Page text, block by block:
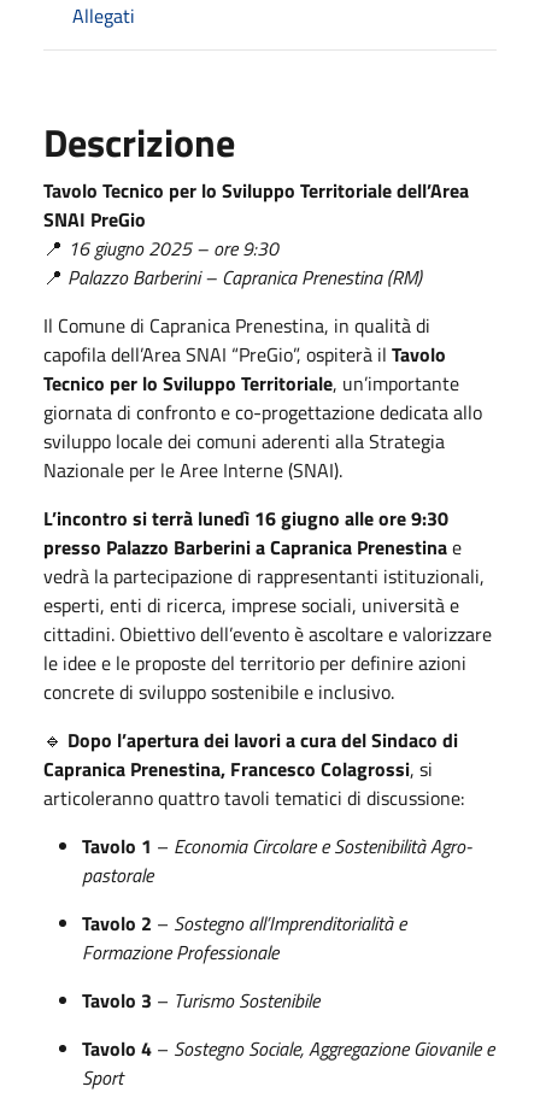
Allegati
Descrizione
Tavolo Tecnico per lo Sviluppo Territoriale dell’Area
SNAI PreGio
📍 16 giugno 2025 – ore 9:30
📍 Palazzo Barberini – Capranica Prenestina (RM)
Il Comune di Capranica Prenestina, in qualità di
capofila dell’Area SNAI “PreGio”, ospiterà il Tavolo
Tecnico per lo Sviluppo Territoriale, un’importante
giornata di confronto e co-progettazione dedicata allo
sviluppo locale dei comuni aderenti alla Strategia
Nazionale per le Aree Interne (SNAI).
L’incontro si terrà lunedì 16 giugno alle ore 9:30
presso Palazzo Barberini a Capranica Prenestinae
vedrà la partecipazione di rappresentanti istituzionali,
esperti, enti di ricerca, imprese sociali, università e
cittadini. Obiettivo dell’evento è ascoltare e valorizzare
le idee e le proposte del territorio per definire azioni
concrete di sviluppo sostenibile e inclusivo.
🔹 Dopo l’apertura dei lavori a cura del Sindaco di
Capranica Prenestina, Francesco Colagrossi, si
articoleranno quattro tavoli tematici di discussione:
Tavolo 1 – Economia Circolare e Sostenibilità Agro-
pastorale
Tavolo 2 – Sostegno all’Imprenditorialità e
Formazione Professionale
Tavolo 3 – Turismo Sostenibile
Tavolo 4 – Sostegno Sociale, Aggregazione Giovanile e
Sport